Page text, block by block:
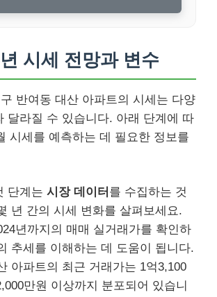
시세 전망과 변수
반여동 대산 아파트의 시세는 다양
달라질 수 있습니다. 아래 단계에 따
시세를 예측하는 데 필요한 정보를
단계는 시장 데이터 를 수집하는 것
년 간의 시세 변화를 살펴보세요.
년까지의 매매 실거래가를 확인하
추세를 이해하는 데 도움이 됩니다.
아파트의 최근 거래가는 1억3,100
만원 이상까지 분포되어 있습니